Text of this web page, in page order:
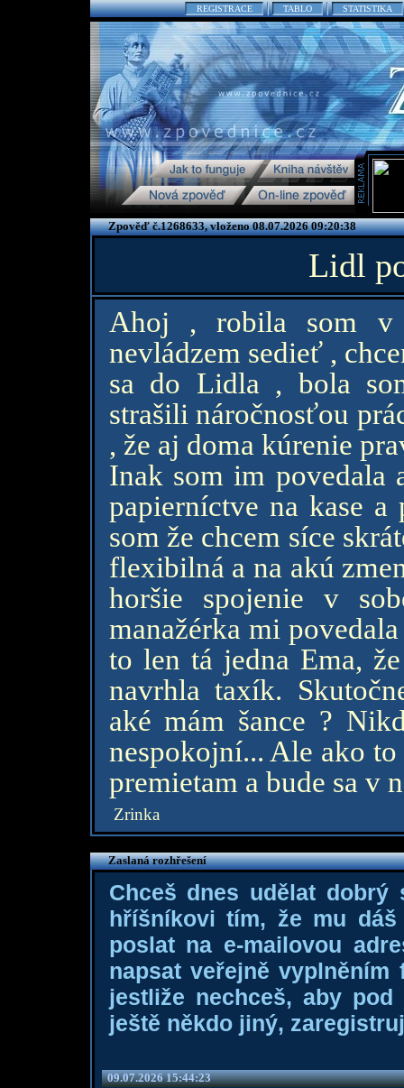
REGISTRACE TABLO STATISTIKA
Zpověď č.1268633, vloženo 08.07.2026 09:20:38
Lidl
Ahoj , robila som
nevládzem sedieť ,
sa do Lidla , bola
strašili náročnosťou
, že aj doma kúrenie
Inak som im povedala
papierníctve na kase a
som že chcem síce
flexibilná a na akú
horšie spojenie v
manažérka mi
to len tá jedna Ema,
navrhla taxík.
aké mám šance ?
nespokojní... Ale ako
premietam a bude sa v
Zrinka
Zaslaná rozhřešení
Chceš dnes udělat dobrý
hříšníkovi tím, že mu
poslat na e-mailovou
napsat veřejně
jestliže nechceš, aby
ještě někdo jiný,
09.07.2026 15:44:23